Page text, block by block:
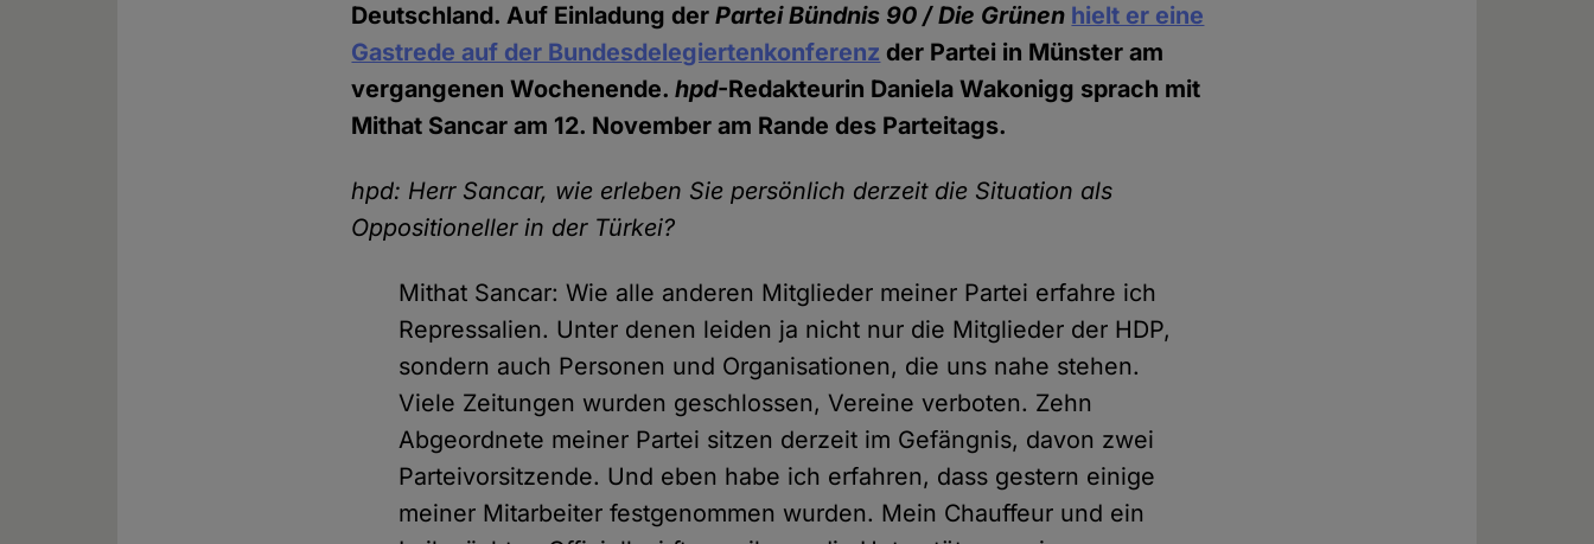
Deutschland. Auf Einladung derPartei Bündnis 90 / Die Grünen hielt er eine
Gastrede auf der Bundesdelegiertenkonferenz der Partei in Münster am
vergangenen Wochenende.hpd-Redakteurin Daniela Wakonigg sprach mit
Mithat Sancar am 12. November am Rande des Parteitags.
hpd: Herr Sancar, wie erleben Sie persönlich derzeit die Situation als
Oppositioneller in der Türkei?
Mithat Sancar: Wie alle anderen Mitglieder meiner Partei erfahre ich
Repressalien. Unter denen leiden ja nicht nur die Mitglieder der HDP,
sondern auch Personen und Organisationen, die uns nahe stehen.
Viele Zeitungen wurden geschlossen, Vereine verboten. Zehn
Abgeordnete meiner Partei sitzen derzeit im Gefängnis, davon zwei
Parteivorsitzende. Und eben habe ich erfahren, dass gestern einige
meiner Mitarbeiter festgenommen wurden. Mein Chauffeur und ein